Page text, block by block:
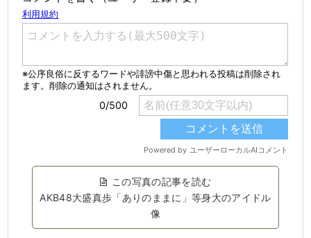
この写真の記事を読む
AKB48大盛真歩「ありのままに」等身大のアイドル
像